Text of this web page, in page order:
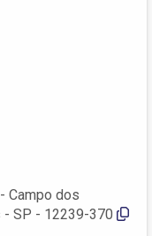
Campo dos
SP - 12239-370